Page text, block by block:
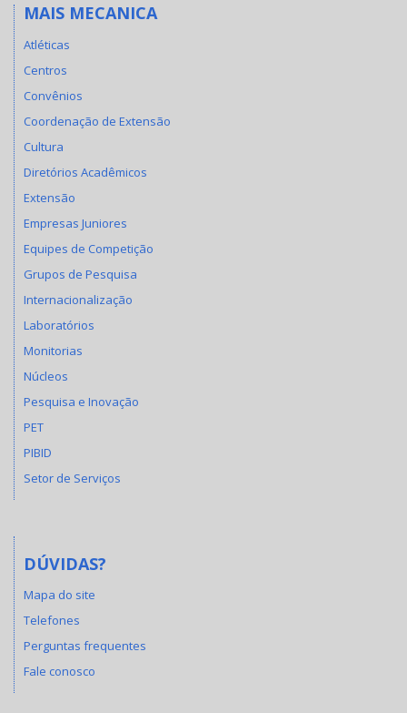
MAIS MECANICA
Atléticas
Centros
Convênios
Coordenação de Extensão
Cultura
Diretórios Acadêmicos
Extensão
Empresas Juniores
Equipes de Competição
Grupos de Pesquisa
Internacionalização
Laboratórios
Monitorias
Núcleos
Pesquisa e Inovação
PET
PIBID
Setor de Serviços
DÚVIDAS?
Mapa do site
Telefones
Perguntas frequentes
Fale conosco